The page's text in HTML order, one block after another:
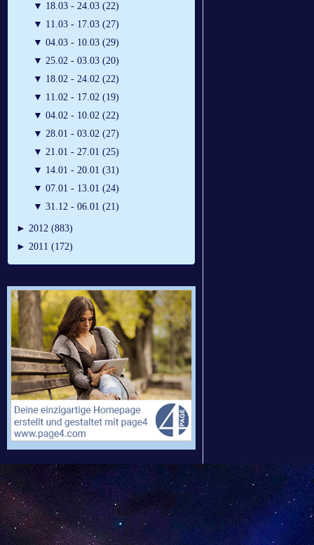
▼ 18.03 - 24.03 (22)
▼ 11.03 - 17.03 (27)
▼ 04.03 - 10.03 (29)
▼ 25.02 - 03.03 (20)
▼ 18.02 - 24.02 (22)
▼ 11.02 - 17.02 (19)
▼ 04.02 - 10.02 (22)
▼ 28.01 - 03.02 (27)
▼ 21.01 - 27.01 (25)
▼ 14.01 - 20.01 (31)
▼ 07.01 - 13.01 (24)
▼ 31.12 - 06.01 (21)
► 2012 (883)
► 2011 (172)